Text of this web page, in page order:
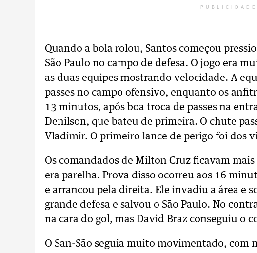
PUBLICIDADE
Quando a bola rolou, Santos começou
São Paulo no campo de defesa. O jogo era
as duas equipes mostrando velocidade. A
passes no campo ofensivo, enquanto os
13 minutos, após boa troca de passes na
Denilson, que bateu de primeira. O chute
Vladimir. O primeiro lance de perigo foi dos
Os comandados de Milton Cruz ficavam
era parelha. Prova disso ocorreu aos 16
e arrancou pela direita. Ele invadiu a área e
grande defesa e salvou o São Paulo. No
na cara do gol, mas David Braz conseguiu o
O San-São seguia muito movimentado, com